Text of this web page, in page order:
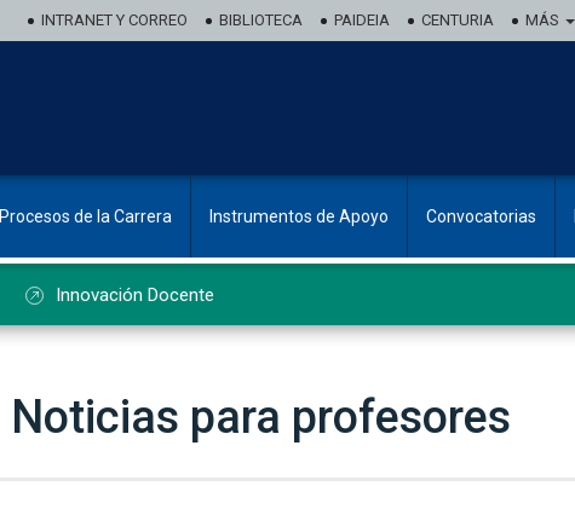
INTRANET Y CORREO BIBLIOTECA PAIDEIA CENTURIA MÁS
Procesos de la Carrera Instrumentos de Apoyo Convocatorias
Innovación Docente
Noticias para profesores